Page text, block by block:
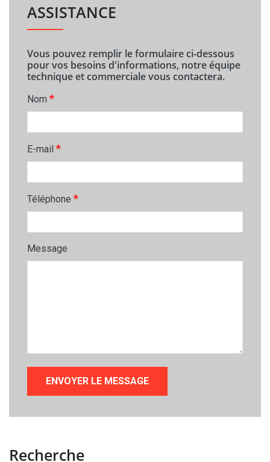
ASSISTANCE
Vous pouvez remplir le formulaire ci-dessous
pour vos besoins d'informations, notre équipe
technique et commerciale vous contactera.
Nom *
E-mail *
Téléphone *
Message
Recherche